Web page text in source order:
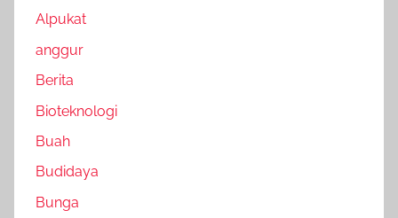
Alpukat
anggur
Berita
Bioteknologi
Buah
Budidaya
Bunga